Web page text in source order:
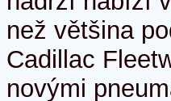
než většina
Cadillac
novými